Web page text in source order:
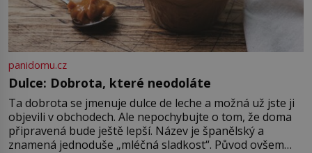
panidomu.cz
Dulce: Dobrota, které neodoláte
Ta dobrota se jmenuje dulce de leche a možná už jste ji
objevili v obchodech. Ale nepochybujte o tom, že doma
připravená bude ještě lepší. Název je španělský a
znamená jednoduše „mléčná sladkost“. Původ ovšem